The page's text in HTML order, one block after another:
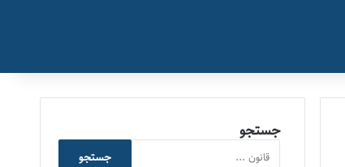
جستجو
جستجو